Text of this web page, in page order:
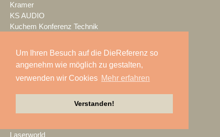
Um Ihren Besuch auf die DieReferenz so
angenehm wie möglich zu gestalten,
verwenden wir Cookies Mehr erfahren
Verstanden!
Kramer
KS AUDIO
Kuchem Konferenz Technik
Kultour
L-Acoustics
Laauser & Vohl
LANG ACADEMY
Laserworld